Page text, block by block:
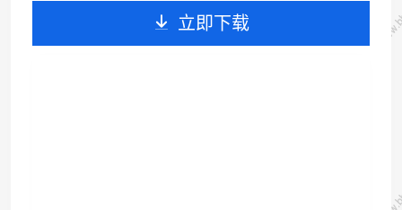
立即下载